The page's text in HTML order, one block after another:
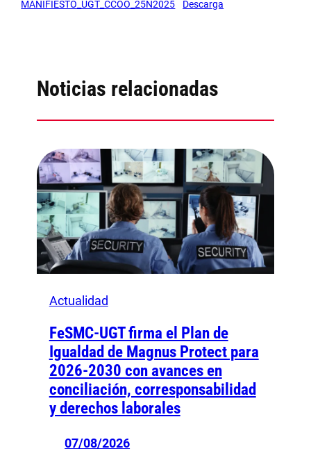
MANIFIESTO_UGT_CCOO_25N2025 Descarga
Noticias relacionadas
Actualidad
FeSMC-UGT firma el Plan de
Igualdad de Magnus Protect para
2026-2030 con avances en
conciliación, corresponsabilidad
y derechos laborales
07/08/2026